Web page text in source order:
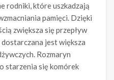
rodniki, które uszkadzają
pamięci. Dzięki
zwiększa się przepływ
jest większa
Rozmaryn
starzenia się komórek